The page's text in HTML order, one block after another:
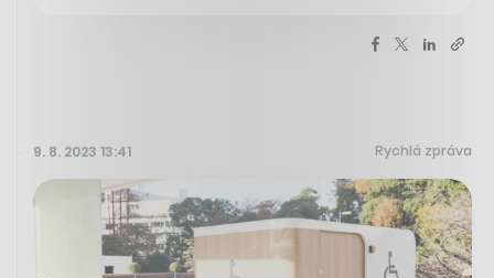
9. 8. 2023 13:41 Rychlá zpráva